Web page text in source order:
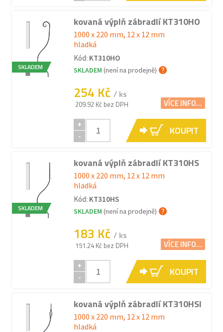
SKLADEM
kovaná výplň zábradlí KT310HO
1000 x 220 mm, 12 x 12 mm
hladká
Kód: KT310HO
SKLADEM (není na prodejně)
254 Kč / ks
209.92 Kč bez DPH VÍCE INFO...
+
-
KOUPIT
SKLADEM
kovaná výplň zábradlí KT310HS
1000 x 220 mm, 12 x 12 mm
hladká
Kód: KT310HS
SKLADEM (není na prodejně)
183 Kč / ks
151.24 Kč bez DPH VÍCE INFO...
+
-
KOUPIT
kovaná výplň zábradlí KT310HSI
1000 x 220 mm, 12 x 12 mm
hladká